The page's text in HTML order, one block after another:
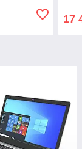
USB
17